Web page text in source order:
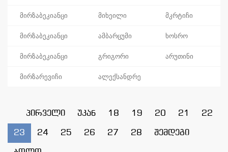
მირზაბეკიანცი მიხეილი მკრტიჩი
მირზაბეკიანცი ამბარცუმი ხოსრო
მირზაბეკიანცი გრიგორი არუთინი
მირზარევიჩი ალექსანდრე
პირველი უკან 18 19 20 21 22
23 24 25 26 27 28 შემდეგი